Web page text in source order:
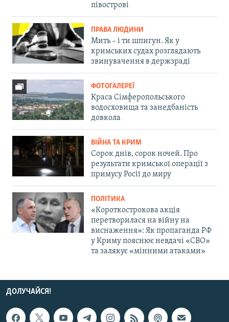
півострові
ПРАВА ЛЮДИНИ
Мить – і ти шпигун. Як у
кримських судах розглядають
звинувачення в держзраді
ФОТОГАЛЕРЕЇ
Краса Сімферопольського
водосховища та занедбаність
довкола
ВІЙНА ТА КРИМ
Сорок днів, сорок ночей. Про
результати кримської операції з
примусу Росії до миру
ПОЛІТИКА
«Короткострокова акція
перетворилася на війну на
виснаження»: Як пропаганда РФ
у Криму пояснює невдачі «СВО»
та залякує «мінними атаками»
ДОЛУЧАЙСЯ!